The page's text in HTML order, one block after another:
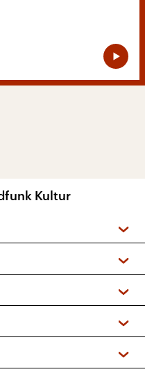
Kultur